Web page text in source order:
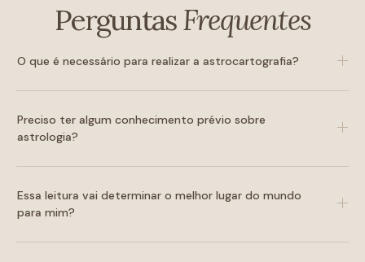
PerguntasFrequentes
O que é necessário para realizar a astrocartografia?
Preciso ter algum conhecimento prévio sobre
astrologia?
Essa leitura vai determinar o melhor lugar do mundo
para mim?